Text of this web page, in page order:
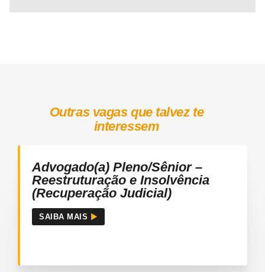
Outras vagas que talvez te
interessem
Advogado(a) Pleno/Sênior –
Reestruturação e Insolvência
(Recuperação Judicial)
SAIBA MAIS